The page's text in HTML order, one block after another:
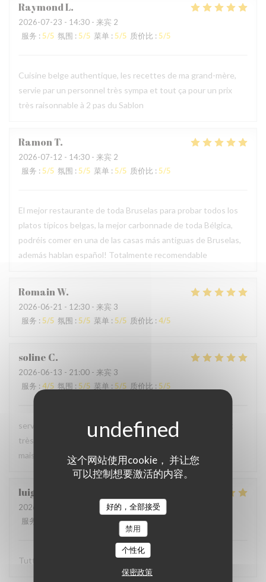
这个网站使用cookie， 并让您
可以控制想要激活的内容。
好的，全部接受
禁用
个性化
保密政策
RaymondL
2026-07-23 - 14:30 - 来宾 2
服务 : 5/5 氛围 : 5/5 菜单 : 5/5 质价比 : 5/5
Cuisine belge authentique, les recettes de ma grand-mère,
servie par un personnel très sympa et tout ça pour un prix
très raisonnable à 2 pas du Sablon
RamonT
2026-07-12 - 14:30 - 来宾 2
服务 : 5/5 氛围 : 5/5 菜单 : 5/5 质价比 : 5/5
El mejor restaurante de toda Bruselas para probar todos los
platos típicos belgas, la mejor carbonnade de toda Bélgica,
podréis comer en una de las casas más antiguas de Bruselas,
además hablan español! Totalmente recomendable
RomainW
2026-06-21 - 12:30 - 来宾 3
服务 : 5/5 氛围 : 5/5 菜单 : 5/5 质价比 : 4/5
soline C
2026-06-13 - 21:00 - 来宾 3
服务 : 4/5 氛围 : 5/5 菜单 : 5/5 质价比 : 5/5
serveur très agréable, les plats sont bien servis et surtout
très bons. Mention spéciale pour la mousse au chocolat
maison !
luigi
2026-06-07
- 14:30 - 来宾 2
服务
5/5 质价比
Tutto molto buono. Carbonade buonissima